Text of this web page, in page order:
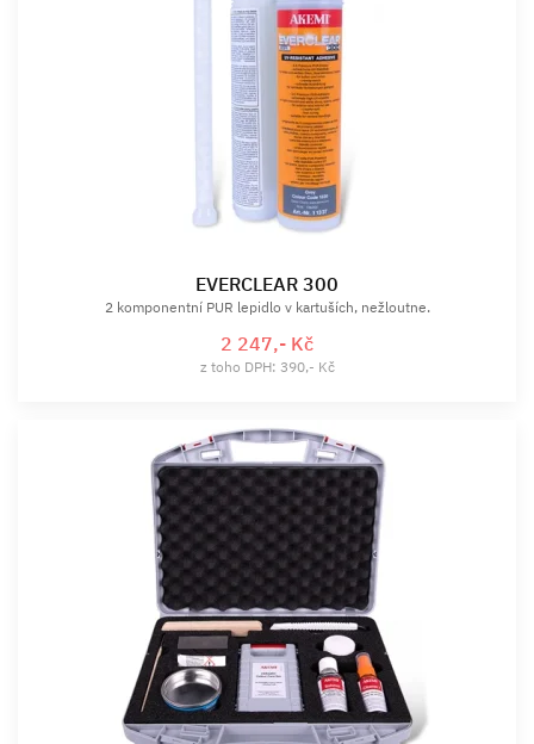
EVERCLEAR 300
2 komponentní PUR lepidlo v kartuších, nežloutne.
2 247,- Kč
z toho DPH: 390,- Kč